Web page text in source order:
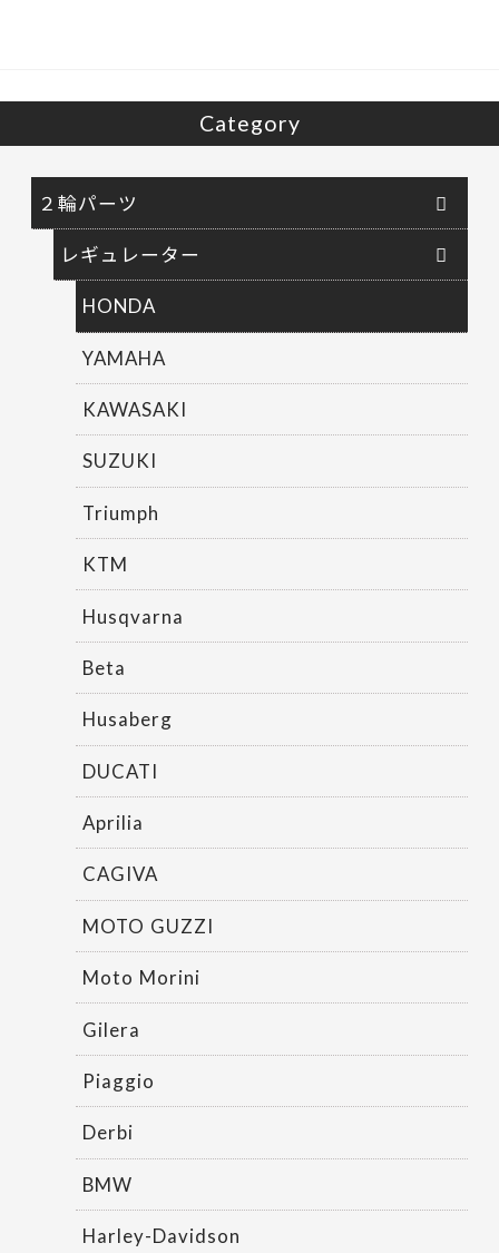
Category
２輪パーツ
レギュレーター
HONDA
YAMAHA
KAWASAKI
SUZUKI
Triumph
KTM
Husqvarna
Beta
Husaberg
DUCATI
Aprilia
CAGIVA
MOTO GUZZI
Moto Morini
Gilera
Piaggio
Derbi
BMW
Harley-Davidson